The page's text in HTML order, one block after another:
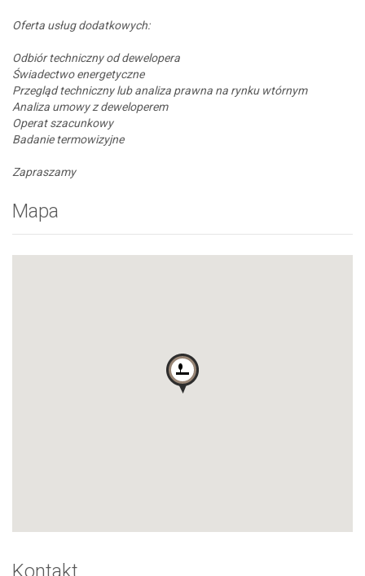
Oferta usług dodatkowych:
Odbiór techniczny od dewelopera
Świadectwo energetyczne
Przegląd techniczny lub analiza prawna na rynku wtórnym
Analiza umowy z deweloperem
Operat szacunkowy
Badanie termowizyjne
Zapraszamy
Mapa
Kontakt